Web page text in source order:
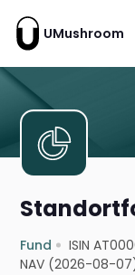
UMushroom
Fund ISIN
NAV (2026-08-